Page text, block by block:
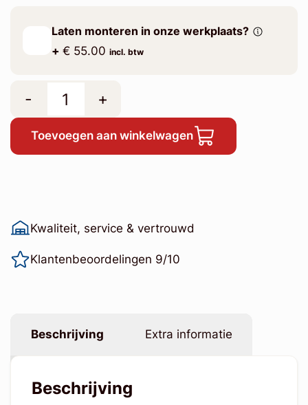
Laten monteren in onze werkplaats?
+ € 55.00 incl. btw
- +
Toevoegen aan winkelwagen
Kwaliteit, service & vertrouwd
Klantenbeoordelingen 9/10
Beschrijving Extra informatie
Beschrijving